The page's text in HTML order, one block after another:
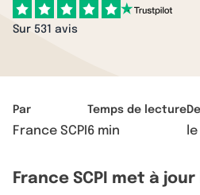
Sur 531 avis
Par
France SCPI
Temps de lecture
6 min le
France SCPI met à